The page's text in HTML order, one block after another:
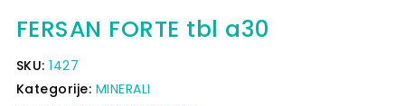
FERSAN FORTE tbl a30
SKU:1427
Kategorije: MINERALI